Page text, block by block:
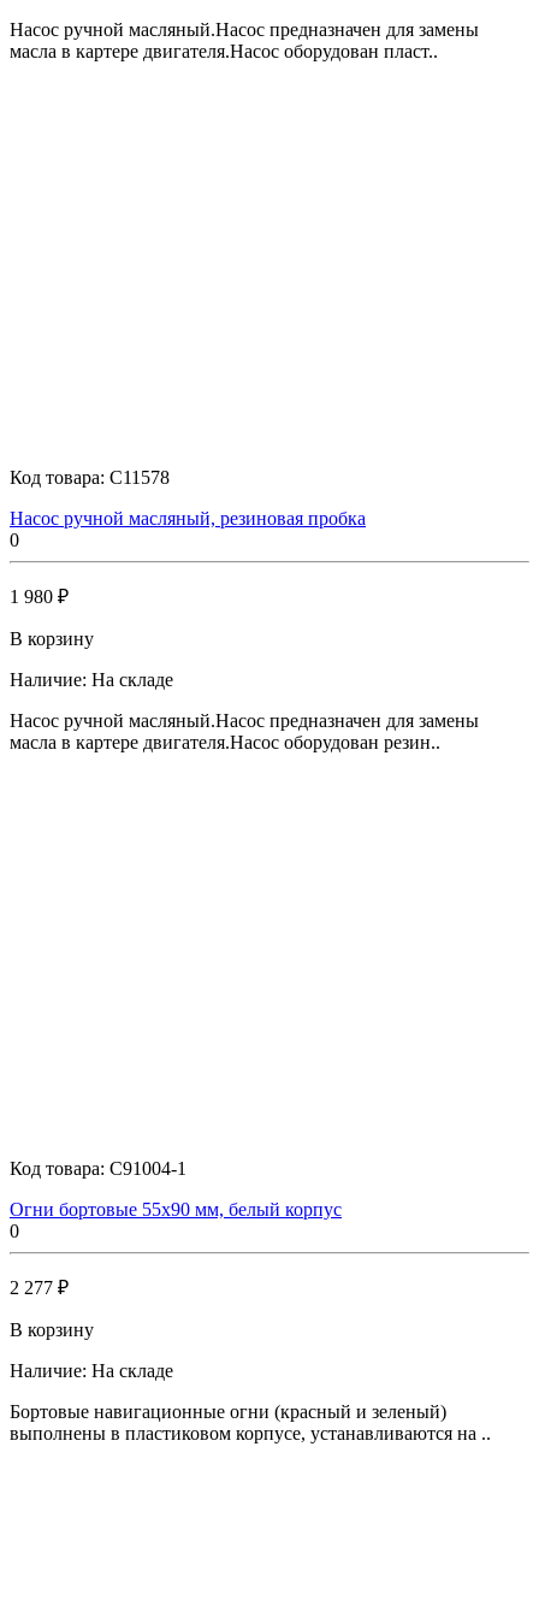
Насос ручной масляный.Насос предназначен для замены
масла в картере двигателя.Насос оборудован пласт..
Код товара: C11578
Насос ручной масляный, резиновая пробка
0
1 980 ₽
В корзину
Наличие: На складе
Насос ручной масляный.Насос предназначен для замены
масла в картере двигателя.Насос оборудован резин..
Код товара: C91004-1
Огни бортовые 55х90 мм, белый корпус
0
2 277 ₽
В корзину
Наличие: На складе
Бортовые навигационные огни (красный и зеленый)
выполнены в пластиковом корпусе, устанавливаются на ..